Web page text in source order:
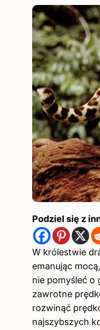
Podziel się z
W królestwie
emanując
nie pomyśleć o
zawrotne
rozwinąć
najszybszych